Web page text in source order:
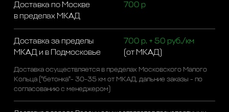
Доставка по Москве
в пределах МКАД
700 р
Доставка за пределы
МКАД и в Подмосковье
700 р. + 50 руб./км
(от МКАД)
Доставка осуществляется в пределах Московского Малого
Кольца ("бетонка"- 30-35 км от МКАД, дальние заказы - по
согласованию с менеджером)